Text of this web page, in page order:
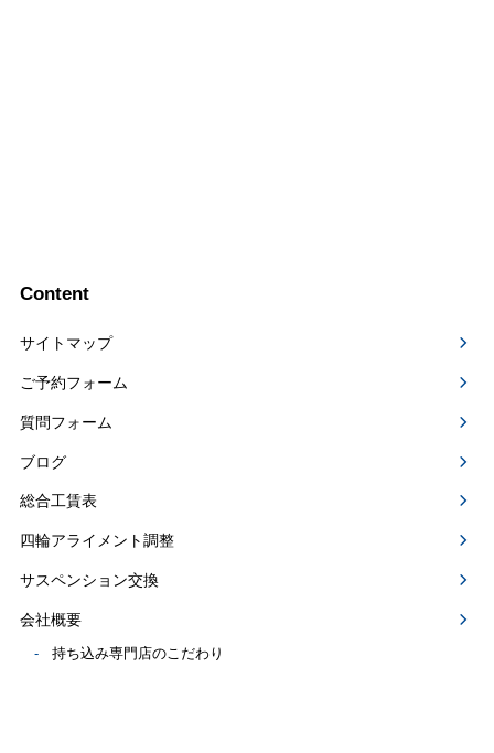
Content
サイトマップ
ご予約フォーム
質問フォーム
ブログ
総合工賃表
四輪アライメント調整
サスペンション交換
会社概要
持ち込み専門店のこだわり